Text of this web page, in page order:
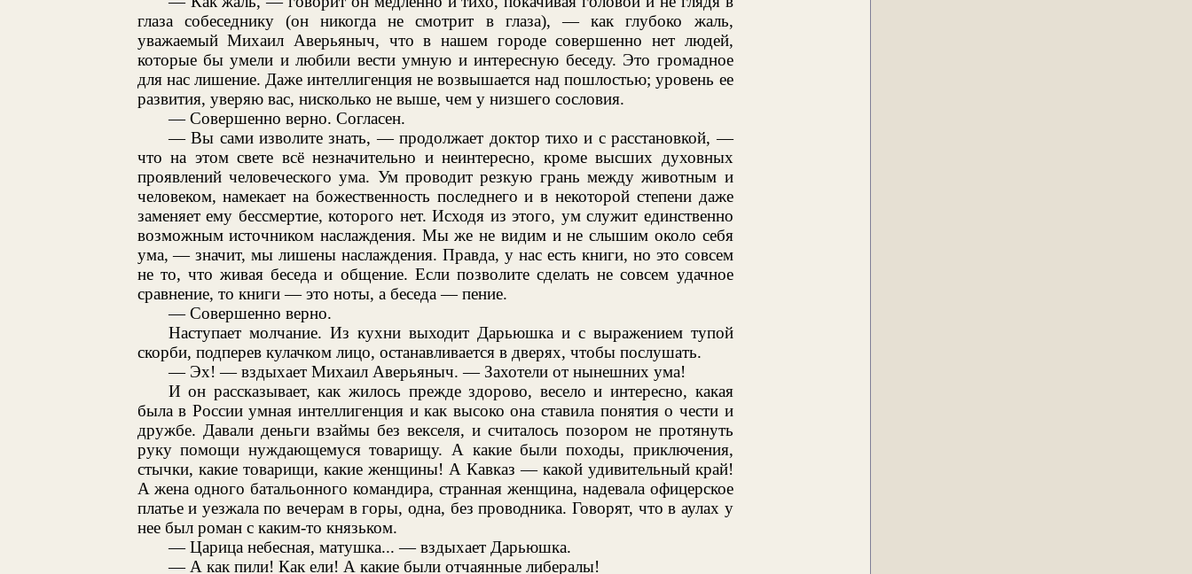
глаза собеседнику (он никогда не смотрит в глаза), — как глубоко жаль,
уважаемый Михаил Аверьяныч, что в нашем городе совершенно нет людей,
которые бы умели и любили вести умную и интересную беседу. Это громадное
для нас лишение. Даже интеллигенция не возвышается над пошлостью; уровень ее
развития, уверяю вас, нисколько не выше, чем у низшего сословия.
— Совершенно верно. Согласен.
— Вы сами изволите знать, — продолжает доктор тихо и с расстановкой, —
что на этом свете всё незначительно и неинтересно, кроме высших духовных
проявлений человеческого ума. Ум проводит резкую грань между животным и
человеком, намекает на божественность последнего и в некоторой степени даже
заменяет ему бессмертие, которого нет. Исходя из этого, ум служит единственно
возможным источником наслаждения. Мы же не видим и не слышим около себя
ума, — значит, мы лишены наслаждения. Правда, у нас есть книги, но это совсем
не то, что живая беседа и общение. Если позволите сделать не совсем удачное
сравнение, то книги — это ноты, а беседа — пение.
— Совершенно верно.
Наступает молчание. Из кухни выходит Дарьюшка и с выражением тупой
скорби, подперев кулачком лицо, останавливается в дверях, чтобы послушать.
— Эх! — вздыхает Михаил Аверьяныч. — Захотели от нынешних ума!
И он рассказывает, как жилось прежде здорово, весело и интересно, какая
была в России умная интеллигенция и как высоко она ставила понятия о чести и
дружбе. Давали деньги взаймы без векселя, и считалось позором не протянуть
руку помощи нуждающемуся товарищу. А какие были походы, приключения,
стычки, какие товарищи, какие женщины! А Кавказ — какой удивительный край!
А жена одного батальонного командира, странная женщина, надевала офицерское
платье и уезжала по вечерам в горы, одна, без проводника. Говорят, что в аулах у
нее был роман с каким-то князьком.
— Царица небесная, матушка... — вздыхает Дарьюшка.
— А как пили! Как ели! А какие были отчаянные либералы!